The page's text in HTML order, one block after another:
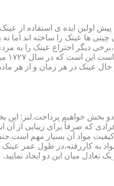
اولین ایده ی استفاده از
عینک را ساخته اند اما
عینک در هر زمان و از هر
خواهیم پرداخت.لنز:
که صرفاً برای زیبایی از
مواد آن بسیار مهم
به کاررفته،در طول عمر عینک
میان این دو ایجاد نمایید.